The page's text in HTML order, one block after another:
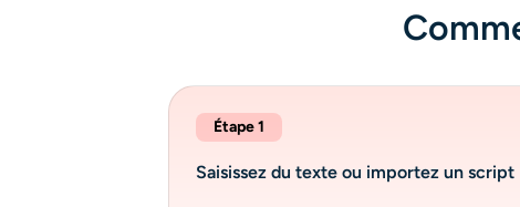
Étape 1
Saisissez du texte ou importez un script